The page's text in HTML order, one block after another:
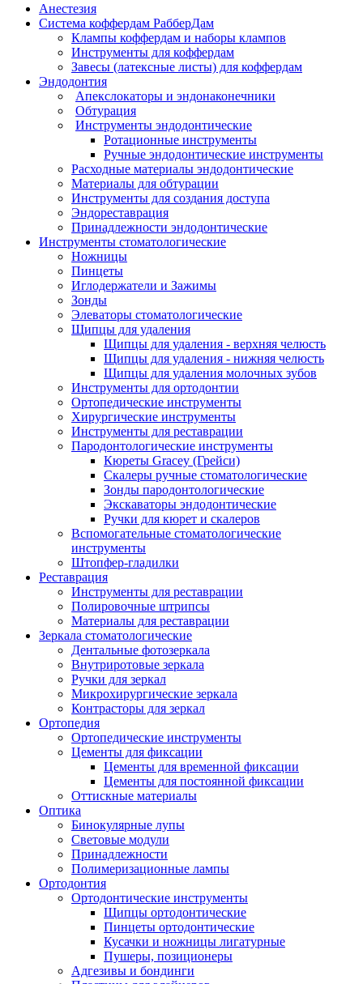
Анестезия
Система коффердам РабберДам
Клампы коффердам и наборы клампов
Инструменты для коффердам
Завесы (латексные листы) для коффердам
Эндодонтия
Апекслокаторы и эндонаконечники
Обтурация
Инструменты эндодонтические
Ротационные инструменты
Ручные эндодонтические инструменты
Расходные материалы эндодонтические
Материалы для обтурации
Инструменты для создания доступа
Эндореставрация
Принадлежности эндодонтические
Инструменты стоматологические
Ножницы
Пинцеты
Иглодержатели и Зажимы
Зонды
Элеваторы стоматологические
Щипцы для удаления
Щипцы для удаления - верхняя челюсть
Щипцы для удаления - нижняя челюсть
Щипцы для удаления молочных зубов
Инструменты для ортодонтии
Ортопедические инструменты
Хирургические инструменты
Инструменты для реставрации
Пародонтологические инструменты
Кюреты Gracey (Грейси)
Скалеры ручные стоматологические
Зонды пародонтологические
Экскаваторы эндодонтические
Ручки для кюрет и скалеров
Вспомогательные стоматологические
инструменты
Штопфер-гладилки
Реставрация
Инструменты для реставрации
Полировочные штрипсы
Материалы для реставрации
Зеркала стоматологические
Дентальные фотозеркала
Внутриротовые зеркала
Ручки для зеркал
Микрохирургические зеркала
Контрасторы для зеркал
Ортопедия
Ортопедические инструменты
Цементы для фиксации
Цементы для временной фиксации
Цементы для постоянной фиксации
Оттискные материалы
Оптика
Бинокулярные лупы
Световые модули
Принадлежности
Полимеризационные лампы
Ортодонтия
Ортодонтические инструменты
Щипцы ортодонтические
Пинцеты ортодонтические
Кусачки и ножницы лигатурные
Пушеры, позиционеры
Адгезивы и бондинги